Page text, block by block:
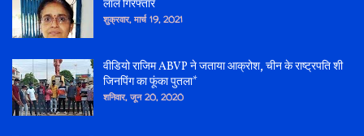
लाल गिरफ्तार
शुक्रवार, मार्च 19, 2021
वीडियो राजिम ABVP ने जताया आक्रोश, चीन के राष्ट्रपति शी
जिनपिंग का फूंका पुतला*
शनिवार, जून 20, 2020